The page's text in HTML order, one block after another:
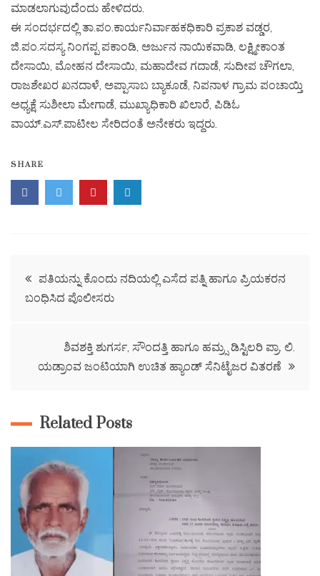
ಮಾಡಲಾಗುವುದೆಂದು ಹೇಳಿದರು.
ಈ ಸಂದರ್ಭದಲ್ಲಿ ತಾ.ಪಂ.ಕಾರ್ಯನಿರ್ವಾಹಕಧಿಕಾರಿ ಪ್ರಕಾಶ ವಡ್ಡರ,
ಜಿ.ಪಂ.ಸದಸ್ಯ ನಿಂಗಪ್ಪ ಪಕಾಂಡಿ, ಅರ್ಜುನ ನಾಯಿಕವಾಡಿ, ಲಕ್ಷ್ಮೀಕಾಂತ
ದೇಸಾಯಿ, ಮೋಹನ ದೇಸಾಯಿ, ಮಹಾದೇವ ಗದಾಡೆ, ಸುದೀಪ ಚೌಗಲಾ,
ರಾಜಶೇಖರ ಖನದಾಳೆ, ಅಪ್ಪಾಸಾಬ ಬ್ಯಾಕೂಡೆ, ನಿಪನಾಳ ಗ್ರಾಮ ಪಂಚಾಯ್ತಿ
ಅಧ್ಯಕ್ಷೆ ಸುಶೀಲಾ ಮೇಗಾಡೆ, ಮುಖ್ಯಾಧಿಕಾರಿ ಖಿಲಾರೆ, ಪಿಡಿಓ
ವಾಯ್.ಎಸ್.ಪಾಟೀಲ ಸೇರಿದಂತೆ ಅನೇಕರು ಇದ್ದರು.
SHARE
ಪತಿಯನ್ನು ಕೊಂದು ನದಿಯಲ್ಲಿ ಎಸೆದ ಪತ್ನಿ ಹಾಗೂ ಪ್ರಿಯಕರನ
ಬಂಧಿಸಿದ ಪೊಲೀಸರು
ಶಿವಶಕ್ತಿ ಶುಗರ್ಸ, ಸೌಂದತ್ತಿ ಹಾಗೂ ಹಮ್ರ್ಸ ಡಿಸ್ಟಿಲರಿ ಪ್ರಾ. ಲಿ.
ಯಡ್ರಾಂವ ಜಂಟಿಯಾಗಿ ಉಚಿತ ಹ್ಯಾಂಡ್ ಸೆನಿಟೈಜರ ವಿತರಣೆ
Related Posts